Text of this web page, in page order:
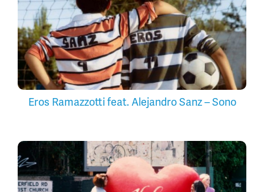
Eros Ramazzotti feat. Alejandro Sanz – Sono